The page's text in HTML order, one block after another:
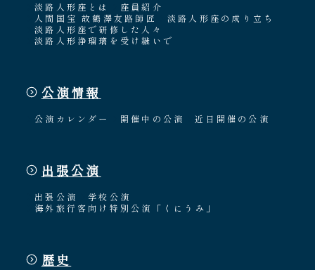
淡路人形座とは
座員紹介
人間国宝 故鶴澤友路師匠
淡路人形座の成り立ち
淡路人形座で研修した人々
淡路人形浄瑠璃を受け継いで
公演情報
公演カレンダー 開催中の公演 近日開催の公演
出張公演
出張公演
学校公演
海外旅行客向け特別公演「くにうみ」
歴史